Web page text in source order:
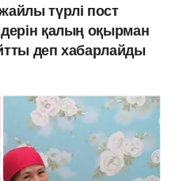
түрлі пост
қалың оқырман
деп хабарлайды